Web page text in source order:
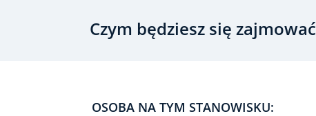
Czym będziesz się zajmować
OSOBA NA TYM STANOWISKU: